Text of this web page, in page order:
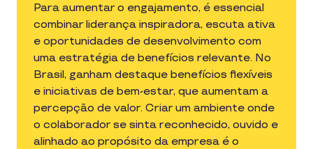
Para aumentar o engajamento, é essencial
combinar liderança inspiradora, escuta ativa
e oportunidades de desenvolvimento com
uma estratégia de benefícios relevante. No
Brasil, ganham destaque benefícios flexíveis
e iniciativas de bem-estar, que aumentam a
percepção de valor. Criar um ambiente onde
o colaborador se sinta reconhecido, ouvido e
alinhado ao propósito da empresa é o